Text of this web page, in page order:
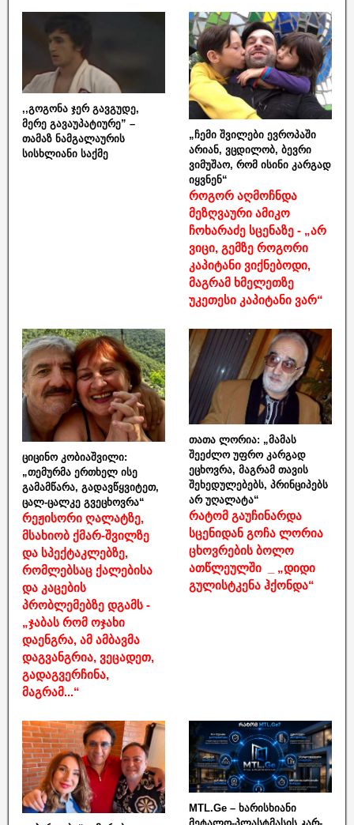
,,გოგონა ჯერ გავგუდე,
მერე გავაუპატიურე” –
თამაზ ნამგალაურის
სისხლიანი საქმე
„ჩემი შვილები ევროპაში
არიან, ვცდილობ, ბევრი
ვიმუშაო, რომ ისინი კარგად
იყვნენ“
როგორ აღმოჩნდა
მეზღვაური ამიკო
ჩოხარაძე სცენაზე - „არ
ვიცი, გემზე როგორი
კაპიტანი ვიქნებოდი,
მაგრამ ხმელეთზე
უკეთესი კაპიტანი ვარ“
ციცინო კობიაშვილი:
„თემურმა ერთხელ ისე
გამამწარა, გადავწყვიტეთ,
ცალ-ცალკე გვეცხოვრა“
რეჟისორი ღალატზე,
მსახიობ ქმარ-შვილზე
და სპექტაკლებზე,
რომლებსაც ქალებისა
და კაცების
პრობლემებზე დგამს -
„ჯაბას რომ ოჯახი
დაენგრა, ამ ამბავმა
დაგვანგრია, ვეცადეთ,
გადაგვერჩინა,
მაგრამ...“
თათა ლორია: „მამას
შეეძლო უფრო კარგად
ეცხოვრა, მაგრამ თავის
შეხედულებებს, პრინციპებს
არ უღალატა“
რატომ გაუჩინარდა
სცენიდან გოჩა ლორია
ცხოვრების ბოლო
ათწლეულში _ „დიდი
გულისტკენა ჰქონდა“
MTL.Ge – ხარისხიანი